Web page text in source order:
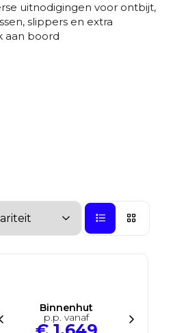
Balkonhut
Binnenhut
Binnenhut
uitnodigingen voor ontbijt,
slippers en extra
aan boord